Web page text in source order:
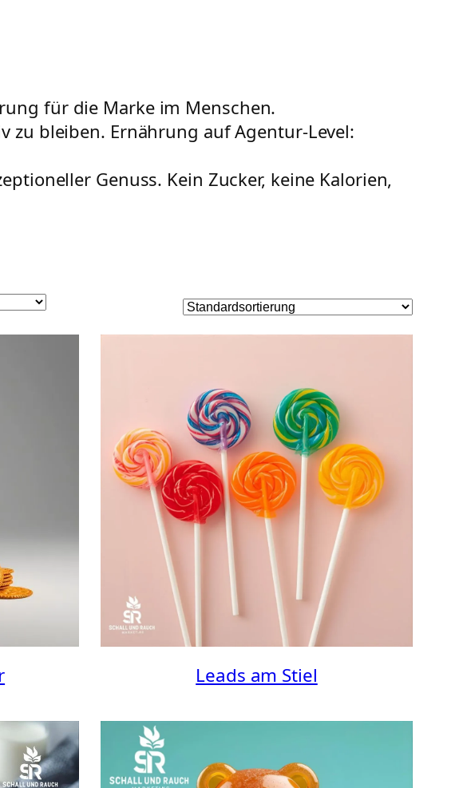
für die Marke im Menschen.
zu bleiben. Ernährung auf Agentur-Level:
Genuss. Kein Zucker, keine Kalorien,
Leads am Stiel